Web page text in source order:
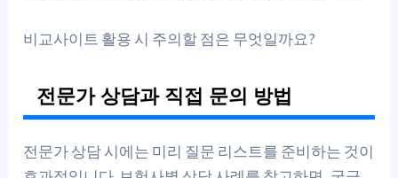
비교사이트 활용 시 주의할 점은 무엇일까요?
전문가 상담과 직접 문의 방법
전문가 상담 시에는 미리 질문 리스트를 준비하는 것이